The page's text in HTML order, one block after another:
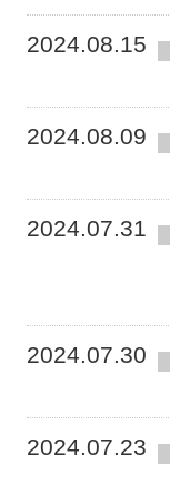
2024.08.15
2024.08.09
2024.07.31
2024.07.30
2024.07.23